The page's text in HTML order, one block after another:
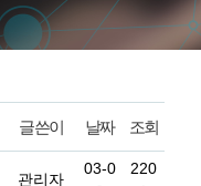
글쓴이 날짜 조회
관리자
03-0
220